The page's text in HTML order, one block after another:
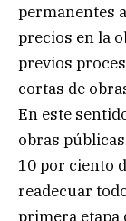
permanentes
precios en la
previos
cortas de
En este
obras
10 por ciento
readecuar
primera etapa